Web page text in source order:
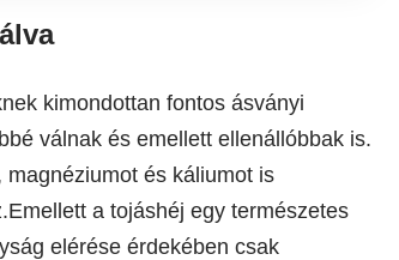
kimondottan fontos ásványi
válnak és emellett ellenállóbbak is.
és káliumot is
a tojáshéj egy természetes
elérése érdekében csak